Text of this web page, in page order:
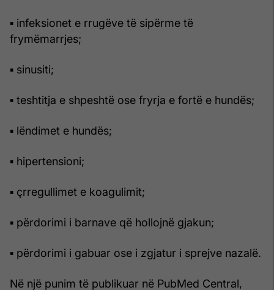
▪ infeksionet e rrugëve të sipërme të
frymëmarrjes;
▪ sinusiti;
▪ teshtitja e shpeshtë ose fryrja e fortë e hundës;
▪ lëndimet e hundës;
▪ hipertensioni;
▪ çrregullimet e koagulimit;
▪ përdorimi i barnave që hollojnë gjakun;
▪ përdorimi i gabuar ose i zgjatur i sprejve nazalë.
Në një punim të publikuar në PubMed Central,